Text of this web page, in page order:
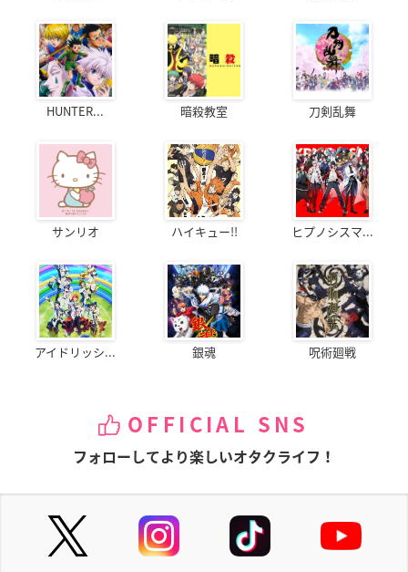
HUNTER... 暗殺教室 刀剣乱舞
サンリオ ハイキュー!! ヒプノシスマ...
アイドリッシ... 銀魂 呪術廻戦
OFFICIAL SNS
フォローしてより楽しいオタクライフ！